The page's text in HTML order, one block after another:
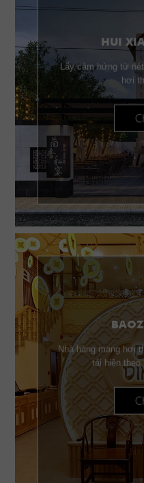
HUI
Lấy cảm hứng từ
hơi
Nhà hàng mang hơi
tái hiện theo